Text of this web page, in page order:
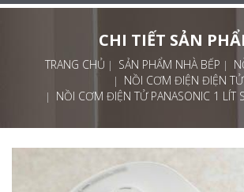
CHI TIẾT SẢN
TRANG CHỦ SẢN PHẨM NHÀ BẾP
NỒI CƠM ĐIỆN ĐIỆN TỬ
NỒI CƠM ĐIỆN TỬ PANASONIC 1 LÍT